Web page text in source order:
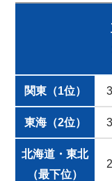
関東（1位）
東海（2位）
北海道・東北
（最下位）